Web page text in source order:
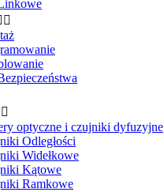


optyczne i czujniki dyfuzyjne
Odległości
Widełkowe
Kątowe
Ramkowe